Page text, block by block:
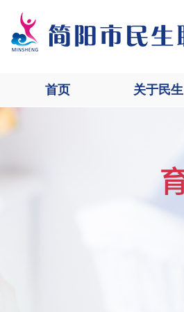
首页 关于民生